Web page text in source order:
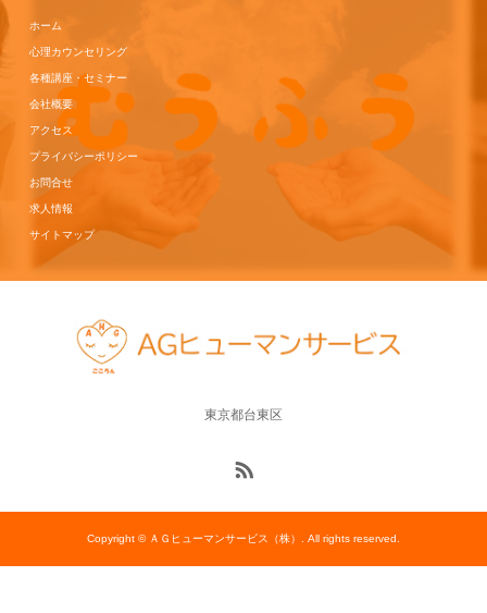
ホーム
心理カウンセリング
各種講座・セミナー
会社概要
アクセス
プライバシーポリシー
お問合せ
求人情報
サイトマップ
東京都台東区
Copyright © ＡＧヒューマンサービス（株）. All rights reserved.